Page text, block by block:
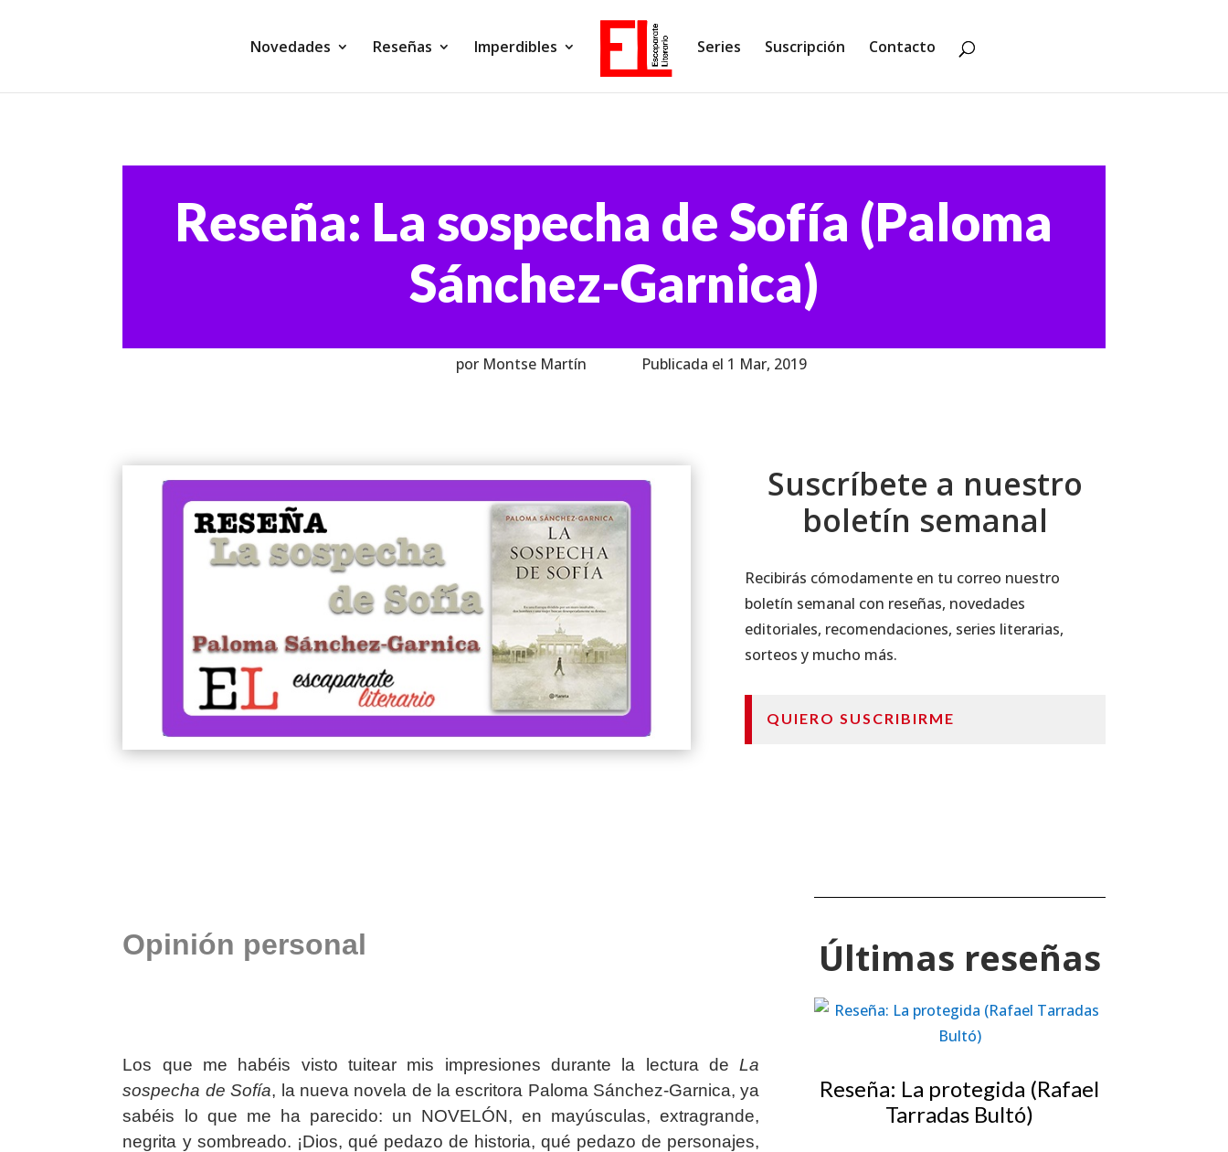
Novedades Reseñas Imperdibles Series Suscripción Contacto
Reseña: La sospecha de Sofía (Paloma
Sánchez-Garnica)
por Montse Martín Publicada el 1 Mar, 2019
Suscríbete a nuestro
boletín semanal
Recibirás cómodamente en tu correo nuestro
boletín semanal con reseñas, novedades
editoriales, recomendaciones, series literarias,
sorteos y mucho más.
QUIERO SUSCRIBIRME
Opinión personal
Los que me habéis visto tuitear mis impresiones durante la lectura deLa
sospecha de Sofía, la nueva novela de la escritora Paloma Sánchez-Garnica, ya
sabéis lo que me ha parecido: un NOVELÓN, en mayúsculas, extragrande,
negrita y sombreado. ¡Dios, qué pedazo de historia, qué pedazo de personajes,
Últimas reseñas
Reseña: La protegida (Rafael
Tarradas Bultó)